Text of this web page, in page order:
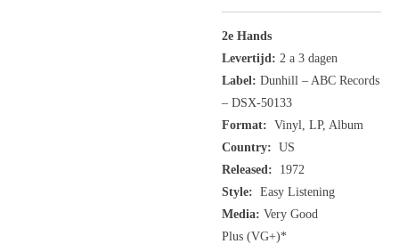
2e Hands
Levertijd: 2 a 3 dagen
Label: Dunhill ‎– ABC Records
‎– DSX-50133
Format: Vinyl, LP, Album
Country: US
Released: 1972
Style: Easy Listening
Media: Very Good
Plus (VG+)*